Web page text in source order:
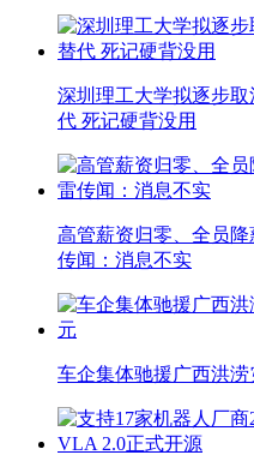
深圳理工大学拟逐步
代 死记硬背没用
高管薪资归零、全员
传闻：消息不实
车企集体驰援广西洪